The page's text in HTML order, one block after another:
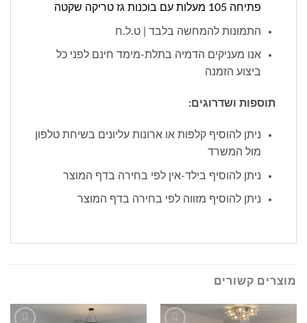
פתיחה 105 מעלות עם בוכנות גז טריקה שקטה
התמונות להמחשה בלבד | ט.ל.ח
אנו מעניקים הדמיה בתלת-מימד חינם לפני כל
ביצוע הזמנה
תוספות ושדרוגים:
ניתן להוסיף קלפות או ארונות עליונים בשיחת טלפון
מול המשרד
ניתן להוסיף בילד-אין לפי בחירה בדף המוצר
ניתן להוסיף מזווה לפי בחירה בדף המוצר
מוצרים קשורים